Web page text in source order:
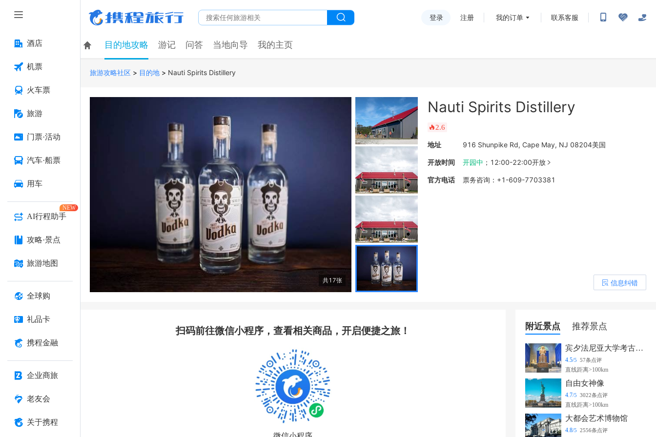
酒店
机票
火车票
旅游
门票·活动
汽车·船票
用车
AI行程助手
NEW
攻略·景点
旅游地图
全球购
礼品卡
携程金融
企业商旅
老友会
关于携程
登录 注册 我的订单 联系客服
目的地攻略 游记 问答 当地向导 我的主页
旅游攻略社区 > 目的地 > Nauti Spirits Distillery
共17张
Nauti Spirits Distillery
󰺂 2.6
地址 916 Shunpike Rd, Cape May, NJ 08204美国
开放时间 开园中 ； 12:00-22:00开放 
官方电话 票务咨询 ： +1-609-7703381
󰎒 信息纠错
扫码前往微信小程序，查看相关商品，开启便捷之旅！ 附近景点 推荐景点
宾夕法尼亚大学考古学及人类学博物馆
4.5/5 57条点评
直线距离>100km
自由女神像
4.7/5 3022条点评
直线距离>100km
大都会艺术博物馆
4.8/5 2556条点评